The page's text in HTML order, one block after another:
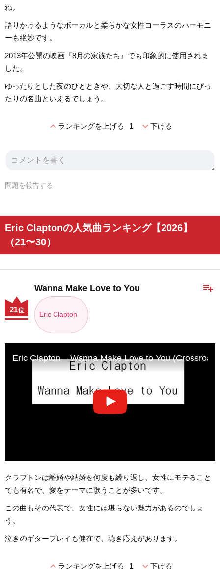
ね。
語りかけるようなボーカルと柔らかな女性コーラスのハーモニ
ーも絶妙です。
2013年公開の映画『8月の家族たち』でも印象的に使用されま
した。
ゆったりとした夜のひとときや、大切な人と過ごす時間にぴっ
たりの名曲といえるでしょう。
expand_lessランキングを上げる 1 expand_more下げる
問題を報告する
Eric Claptonの人気曲ランキング【2026】
（21〜30）
playlist_add
Wanna Make Love to You
Eric Clapton
21位
Eric Clapton – Wanna Make Love to You
クラプトンは離婚や結婚を何度も繰り返し、女性にモテること
でも有名で、愛をテーマに歌うことが多いです。
この曲もその代表で、女性には堪らない魅力があるのでしょ
う。
泣きのギタープレイも健在で、聴き応えがあります。
expand_lessランキングを上げる 1 expand_more下げる